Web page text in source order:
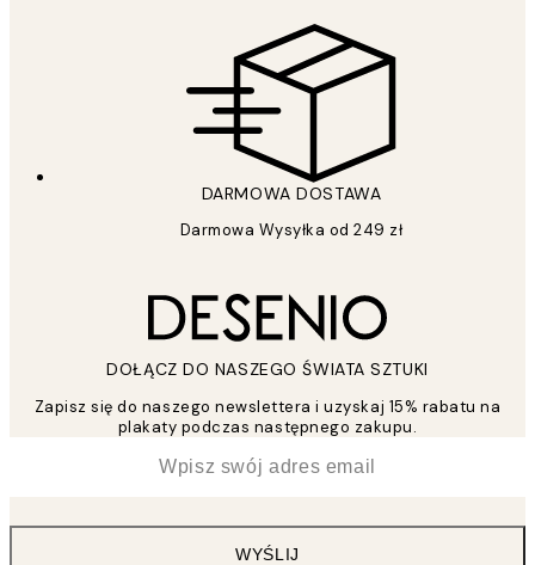
DARMOWA DOSTAWA
Darmowa Wysyłka od 249 zł
DOŁĄCZ DO NASZEGO ŚWIATA SZTUKI
Zapisz się do naszego newslettera i uzyskaj 15% rabatu na
plakaty podczas następnego zakupu.
WYŚLIJ